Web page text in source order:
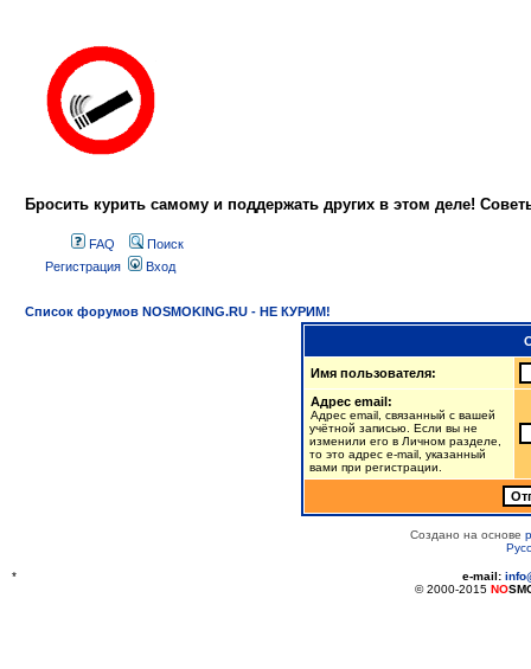
Бросить курить самому и поддержать других в этом деле!
FAQ
Поиск
Регистрация
Вход
Список форумов NOSMOKING.RU - НЕ КУРИМ!
Имя пользователя:
Адрес email:
Адрес email, связанный с вашей
учётной записью. Если вы не
изменили его в Личном разделе,
то это адрес e-mail, указанный
вами при регистрации.
Создано на основе
* e-mail:
© 2000-2015 NO